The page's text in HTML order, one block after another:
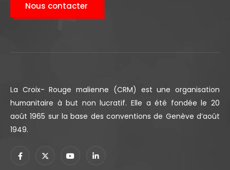
Nous contacter
La Croix- Rouge malienne (CRM) est une organisation
humanitaire à but non lucratif. Elle a été fondée le 20
août 1965 sur la base des conventions de Genève d’août
1949.